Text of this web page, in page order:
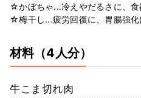
☆かぼちゃ...冷えやだるさに、
☆梅干し...疲労回復に、胃腸強化
材料（4人分）
牛こま切れ肉